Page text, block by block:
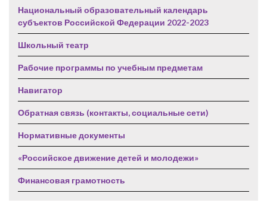
Национальный образовательный календарь
субъектов Российской Федерации 2022-2023
Школьный театр
Рабочие программы по учебным предметам
Навигатор
Обратная связь (контакты, социальные сети)
Нормативные документы
«Российское движение детей и молодежи»
Финансовая грамотность